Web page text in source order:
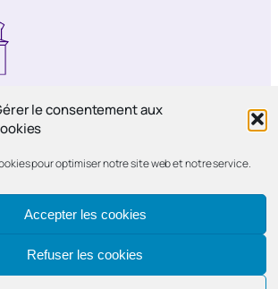
le consentement aux
pour optimiser notre site web et notre service.
Accepter les cookies
Refuser les cookies
de Bercy
Notre-Dame de la